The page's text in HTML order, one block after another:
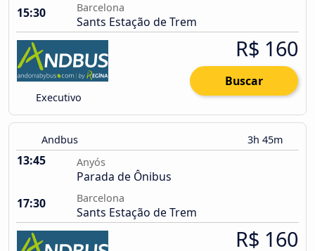
15:30
Barcelona
Sants Estação de Trem
Executivo
R$ 160
Buscar
Andbus 3h 45m
13:45 Anyós
Parada de Ônibus
17:30
Barcelona
Sants Estação de Trem
R$ 160